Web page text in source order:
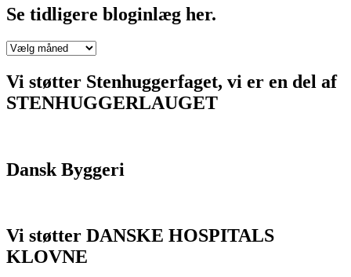
Se tidligere bloginlæg her.
Se
bloginlæg
her.
Vi støtter Stenhuggerfaget, vi er en del af
STENHUGGERLAUGET
Dansk Byggeri
Vi støtter DANSKE HOSPITALS
KLOVNE